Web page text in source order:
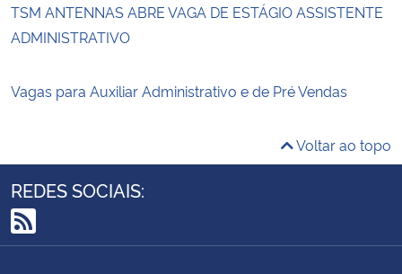
TSM ANTENNAS ABRE VAGA DE ESTÁGIO ASSISTENTE
ADMINISTRATIVO
Vagas para Auxiliar Administrativo e de Pré Vendas
Voltar ao topo
REDES SOCIAIS:
RSS